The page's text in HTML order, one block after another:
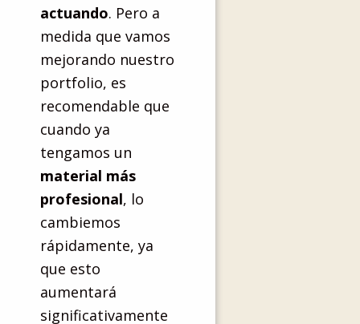
actuando. Pero a
medida que vamos
mejorando nuestro
portfolio, es
recomendable que
cuando ya
tengamos un
material más
profesional, lo
cambiemos
rápidamente, ya
que esto
aumentará
significativamente